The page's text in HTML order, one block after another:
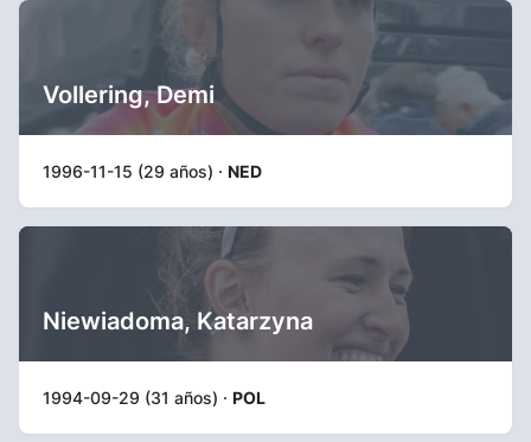
Vollering, Demi
1996-11-15 (29 años) · NED
Niewiadoma, Katarzyna
1994-09-29 (31 años) · POL